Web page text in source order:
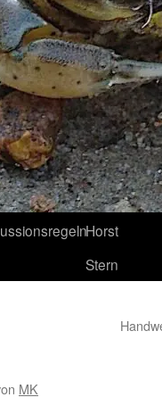
Horst
Stern
MK